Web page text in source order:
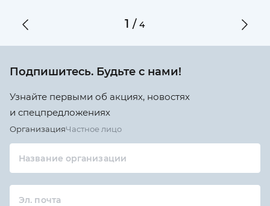
1 /4
Подпишитесь. Будьте с нами!
Узнайте первыми об акциях, новостях
и спецпредложениях
ОрганизацияЧастное лицо
Название организации
Эл. почта